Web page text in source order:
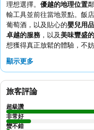
理想選擇。 優越的地理位置
輸工具並前往當地景點。飯
葡萄酒，以及貼心的嬰兒用品
卓越的服務 ，以及美味豐盛
想獲得真正放鬆的體驗，不
顯示更多
旅客評論
超級讚
非常好
蠻不錯